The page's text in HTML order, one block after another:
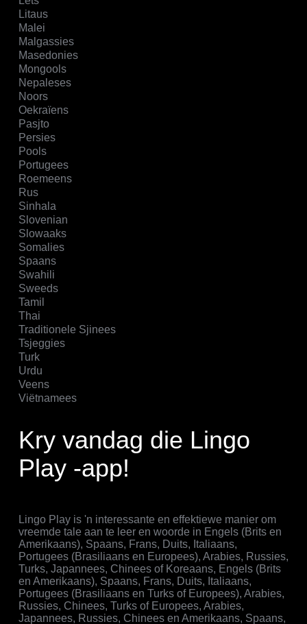
Litaus
Malei
Malgassies
Masedonies
Mongools
Nepaleses
Noors
Oekraïens
Pasjto
Persies
Pools
Portugees
Roemeens
Rus
Sinhala
Slovenian
Slowaaks
Somalies
Spaans
Swahili
Sweeds
Tamil
Thai
Traditionele Sjinees
Tsjeggies
Turk
Urdu
Veens
Viëtnamees
Kry vandag die Lingo
Play -app!
Lingo Play is 'n interessante en effektiewe manier om
vreemde tale aan te leer en woorde in Engels (Brits en
Amerikaans), Spaans, Frans, Duits, Italiaans,
Portugees (Brasiliaans en Europees), Arabies, Russies,
Turks, Japannees, Chinees of Koreaans, Engels (Brits
en Amerikaans), Spaans, Frans, Duits, Italiaans,
Portugees (Brasiliaans en Turks of Europees), Arabies,
Russies, Chinees, Turks of Europees, Arabies,
Japannees, Russies, Chinees en Amerikaans, Spaans,